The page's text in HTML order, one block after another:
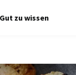
Gut zu wissen